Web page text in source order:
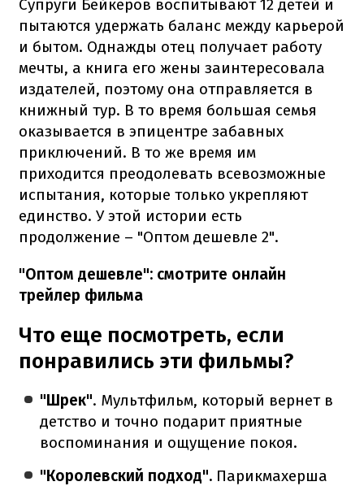
Супруги Бейкеров воспитывают 12 детей и
пытаются удержать баланс между карьерой
и бытом. Однажды отец получает работу
мечты, а книга его жены заинтересовала
издателей, поэтому она отправляется в
книжный тур. В то время большая семья
оказывается в эпицентре забавных
приключений. В то же время им
приходится преодолевать всевозможные
испытания, которые только укрепляют
единство. У этой истории есть
продолжение – "Оптом дешевле 2".
"Оптом дешевле": смотрите онлайн
трейлер фильма
Что еще посмотреть, если
понравились эти фильмы?
"Шрек". Мультфильм, который вернет в
детство и точно подарит приятные
воспоминания и ощущение покоя.
"Королевский подход". Парикмахерша